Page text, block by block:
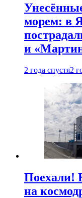
морем: в
и
2 года спустя2
Поехали!
на